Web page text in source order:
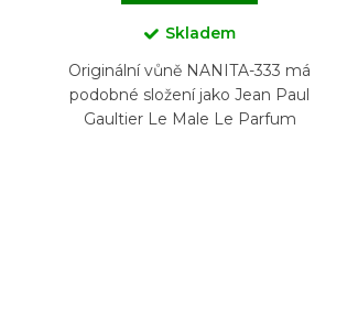
Skladem
Originální vůně NANITA-333 má
podobné složení jako Jean Paul
Gaultier Le Male Le Parfum